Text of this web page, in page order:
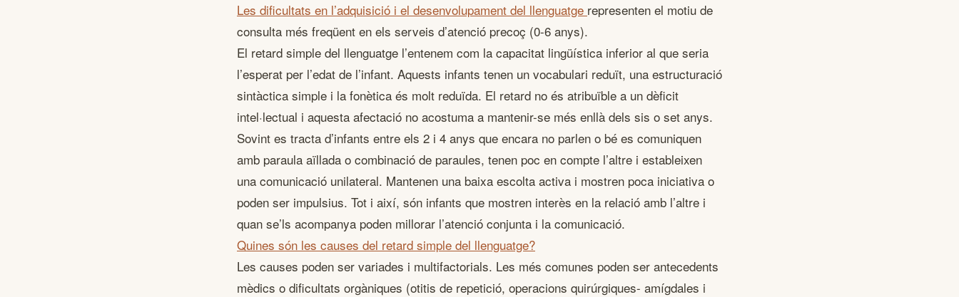
Les dificultats en l’adquisició i el desenvolupament del llenguatge representen el motiu de
consulta més freqüent en els serveis d’atenció precoç (0-6 anys).
El retard simple del llenguatge l’entenem com la capacitat lingüística inferior al que seria
l’esperat per l’edat de l’infant. Aquests infants tenen un vocabulari reduït, una estructuració
sintàctica simple i la fonètica és molt reduïda. El retard no és atribuïble a un dèficit
intel·lectual i aquesta afectació no acostuma a mantenir-se més enllà dels sis o set anys.
Sovint es tracta d’infants entre els 2 i 4 anys que encara no parlen o bé es comuniquen
amb paraula aïllada o combinació de paraules, tenen poc en compte l’altre i estableixen
una comunicació unilateral. Mantenen una baixa escolta activa i mostren poca iniciativa o
poden ser impulsius. Tot i així, són infants que mostren interès en la relació amb l’altre i
quan se’ls acompanya poden millorar l’atenció conjunta i la comunicació.
Quines són les causes del retard simple del llenguatge?
Les causes poden ser variades i multifactorials. Les més comunes poden ser antecedents
mèdics o dificultats orgàniques (otitis de repetició, operacions quirúrgiques- amígdales i